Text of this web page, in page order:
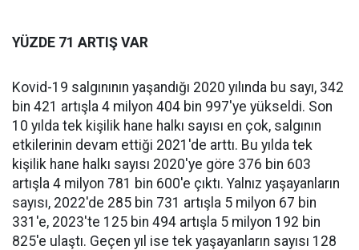
YÜZDE 71 ARTIŞ VAR
Kovid-19 salgınının yaşandığı 2020 yılında bu sayı, 342
bin 421 artışla 4 milyon 404 bin 997'ye yükseldi. Son
10 yılda tek kişilik hane halkı sayısı en çok, salgının
etkilerinin devam ettiği 2021'de arttı. Bu yılda tek
kişilik hane halkı sayısı 2020'ye göre 376 bin 603
artışla 4 milyon 781 bin 600'e çıktı. Yalnız yaşayanların
sayısı, 2022'de 285 bin 731 artışla 5 milyon 67 bin
331'e, 2023'te 125 bin 494 artışla 5 milyon 192 bin
825'e ulaştı. Geçen yıl ise tek yaşayanların sayısı 128